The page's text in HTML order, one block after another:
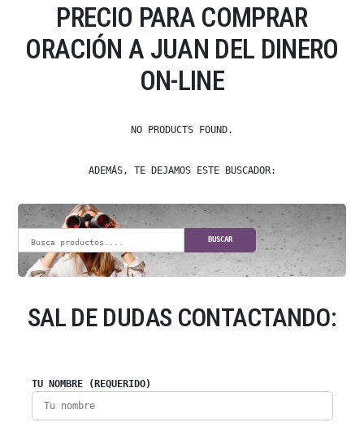
PRECIO PARA COMPRAR
ORACIÓN A JUAN DEL DINERO
ON-LINE
NO PRODUCTS FOUND.
ADEMÁS, TE DEJAMOS ESTE BUSCADOR:
BUSCAR
SAL DE DUDAS CONTACTANDO:
TU NOMBRE (REQUERIDO)